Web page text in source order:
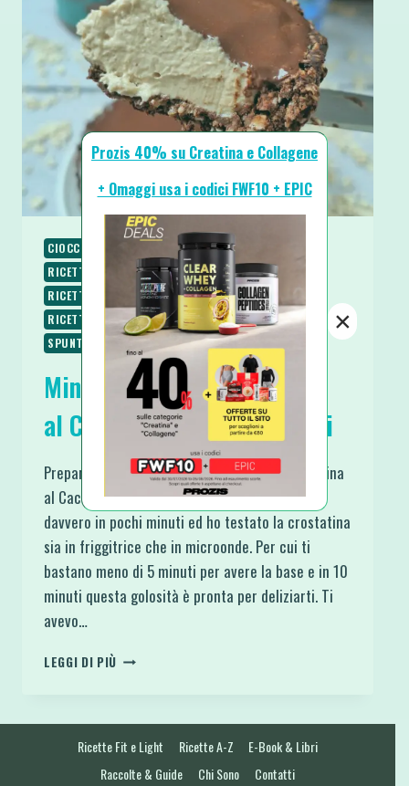
CIOCCOLATO COLAZIONE
FRIGGITRICE AD ARIA
RICETTE
RICETTE AL MICROONDE
RICETTE DOLCI
RICETTE PROTEICHE
RICETTE SENZA BURRO
RICETTE SENZA UOVA
RICETTE SENZA ZUCCHERO
SPUNTINI E SNACKS
Mini Reese’s Pie Crostatina
al Cacao e Burro di Arachidi
Prepara subito questa Mini Reese’s Pie Crostatina
al Cacao e Burro di Arachidi. Io l’ho preparata
davvero in pochi minuti ed ho testato la crostatina
sia in friggitrice che in microonde. Per cui ti
bastano meno di 5 minuti per avere la base e in 10
minuti questa golosità è pronta per deliziarti. Ti
avevo…
LEGGI DI PIÙ MINI
CACAO
E
Ricette Fit e Light Ricette A-Z
E-Book & Libri
Raccolte & Guide
Chi Sono Contatti
Prozis 40% su Creatina e Collagene
+ Omaggi usa i codici FWF10 + EPIC
×